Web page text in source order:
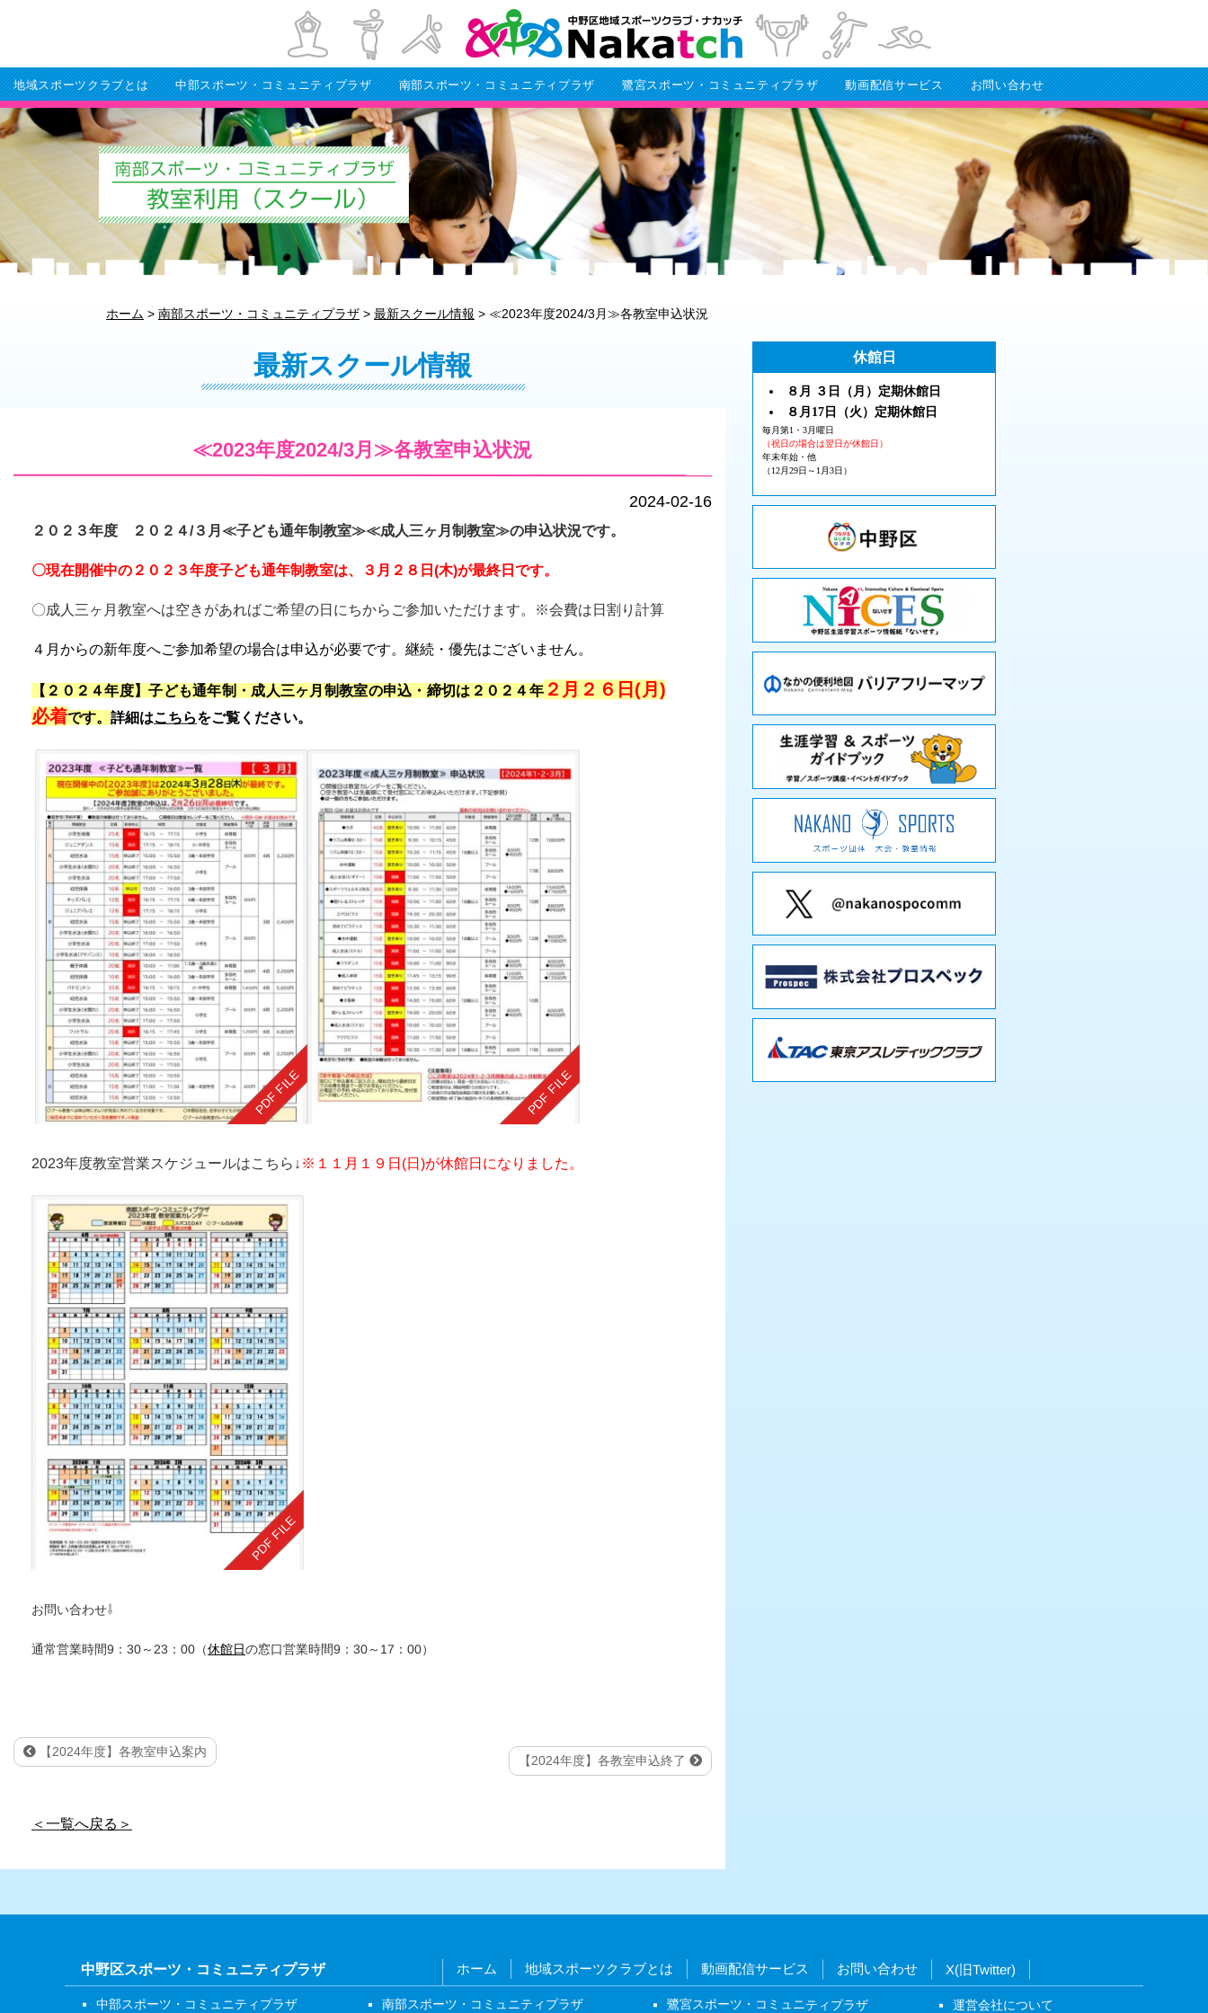
地域スポーツクラブとは 中部スポーツ・コミュニティプラザ 南部スポーツ・コミュニティプラザ 鷺宮スポーツ・コミュニティプラザ 動画配信サービス お問い合わせ
ホーム > 南部スポーツ・コミュニティプラザ > 最新スクール情報 > ≪2023年度2024/3月≫各教室申込状況
最新スクール情報
≪2023年度2024/3月≫各教室申込状況
2024-02-16
２０２３年度 ２０２４/３月≪子ども通年制教室≫≪成人三ヶ月制教室≫の申込状況です。
〇現在開催中の２０２３年度子ども通年制教室は、３月２８日(木)が最終日です。
〇成人三ヶ月教室へは空きがあればご希望の日にちからご参加いただけます。※会費は日割り計算
４月からの新年度へご参加希望の場合は申込が必要です。継続・優先はございません。
【２０２４年度】子ども通年制・成人三ヶ月制教室の申込・締切は２０２４年２月２６日(月)
必着です。 詳細はこちらをご覧ください。
2023年度教室営業スケジュールはこちら↓ ※１１月１９日(日)が休館日になりました。
お問い合わせ⇩
通常営業時間9：30～23：00（休館日の窓口営業時間9：30～17：00）
【2024年度】各教室申込案内
【2024年度】各教室申込終了
＜一覧へ戻る＞
休館日
８月 ３ 日（月 ） 定期休館日
８月17日（火 ）定期休館日
毎月第1・3月曜日
（祝日の場合は翌日が休館日）
年末年始・他
（12月29日～1月3日）
中野区スポーツ・コミュニティプラザ ホーム 地域スポーツクラブとは 動画配信サービス お問い合わせ X(旧Twitter)
中部スポーツ・コミュニティプラザ 南部スポーツ・コミュニティプラザ 鷺宮スポーツ・コミュニティプラザ 運営会社について